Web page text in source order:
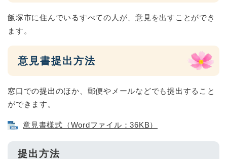
飯塚市に住んでいるすべての人が、意見を出すことができ
ます。
意見書提出方法
窓口での提出のほか、郵便やメールなどでも提出すること
ができます。
意見書様式（Wordファイル：36KB）
提出方法